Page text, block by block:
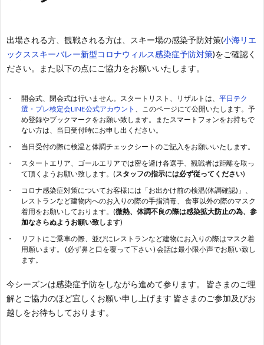
ム
金・
時
ン
く
る
お
い
ク
出場される方、観戦される方は、スキー場の感染予防対策(小海リエ
ックススキーバレー新型コロナウィルス感染症予防対策)をご確認く
ださい。また以下の点にご協力をお願いいたします。
開会式、閉会式は行いません。スタートリスト、リザルトは、 平日テク
選・プレ検定会LINE公式アカウント 、このページにて公開いたします。予
め登録やブックマークをお願い致します。またスマートフォンをお持ちで
ない方は、当日受付時にお申し出ください。
当日受付の際に検温と体調チェックシートのご記入をお願いいたします。
スタートエリア、ゴールエリアでは密を避け各選手、観戦者は距離を取っ
て頂くようお願い致します。(スタッフの指示には必ず従ってください)
コロナ感染症対策についてお客様には「お出かけ前の検温(体調確認)」、
レストランなど建物内へのお入りの際の手指消毒、 食事以外の際のマスク
着用をお願いしております。(微熱、体調不良の際は感染拡大防止の為、参
加なさらぬようお願い致します)
リフトにご乗車の際、並びにレストランなど建物にお入りの際はマスク着
用願います。 (必ず鼻と口を覆って下さい ) 会話は最小限小声でお願い致し
ます。
今シーズンは感染症予防をしながら進めて参ります。 皆さまのご理
解とご協力のほど宜しくお願い申し上げます 皆さまのご参加及びお
越しをお待ちしております。